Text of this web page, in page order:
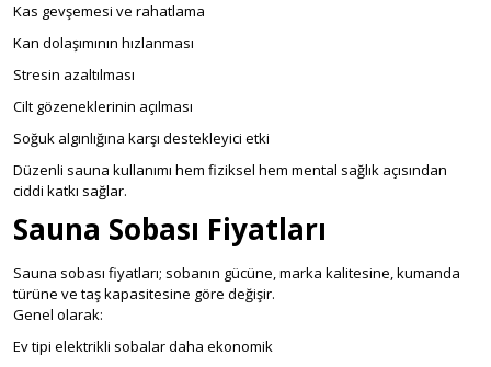
Kas gevşemesi ve rahatlama
Kan dolaşımının hızlanması
Stresin azaltılması
Cilt gözeneklerinin açılması
Soğuk algınlığına karşı destekleyici etki
Düzenli sauna kullanımı hem fiziksel hem mental sağlık açısından
ciddi katkı sağlar.
Sauna Sobası Fiyatları
Sauna sobası fiyatları; sobanın gücüne, marka kalitesine, kumanda
türüne ve taş kapasitesine göre değişir.
Genel olarak:
Ev tipi elektrikli sobalar daha ekonomik